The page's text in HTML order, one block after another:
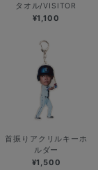
タオル/VISITOR
¥1,100
首振りアクリルキーホ
ルダー
¥1,500